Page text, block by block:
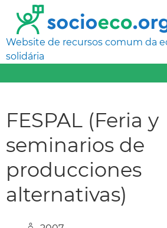
Website de recursos comum da
solidária
FESPAL (Feria y
seminarios de
producciones
alternativas)